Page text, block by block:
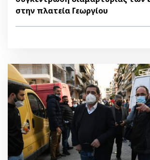
στην πλατεία Γεωργίου